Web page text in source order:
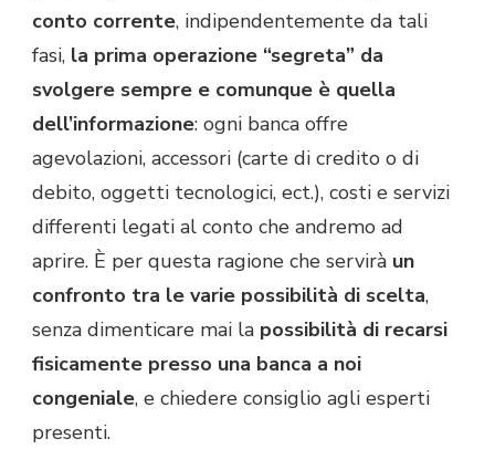
conto corrente, indipendentemente da tali
fasi, la prima operazione “segreta” da
svolgere sempre e comunque è quella
dell’informazione: ogni banca offre
agevolazioni, accessori (carte di credito o di
debito, oggetti tecnologici, ect.), costi e servizi
differenti legati al conto che andremo ad
aprire. È per questa ragione che servirà un
confronto tra le varie possibilità di scelta,
senza dimenticare mai la possibilità di recarsi
fisicamente presso una banca a noi
congeniale, e chiedere consiglio agli esperti
presenti.